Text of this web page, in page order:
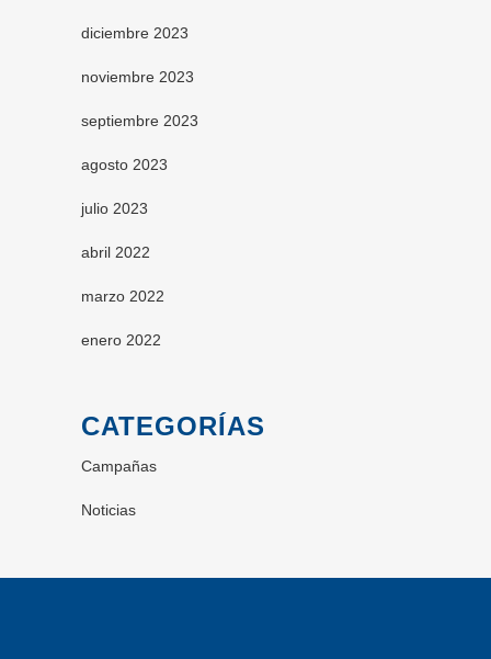
diciembre 2023
noviembre 2023
septiembre 2023
agosto 2023
julio 2023
abril 2022
marzo 2022
enero 2022
CATEGORÍAS
Campañas
Noticias